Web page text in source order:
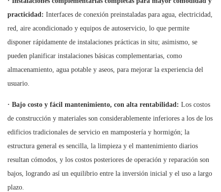
practicidad: Interfaces de conexión preinstaladas para agua, electricidad,
red, aire acondicionado y equipos de autoservicio, lo que permite
disponer rápidamente de instalaciones prácticas in situ; asimismo, se
pueden planificar instalaciones básicas complementarias, como
almacenamiento, agua potable y aseos, para mejorar la experiencia del
usuario.
· Bajo costo y fácil mantenimiento, con alta rentabilidad: Los costos
de construcción y materiales son considerablemente inferiores a los de los
edificios tradicionales de servicio en mampostería y hormigón; la
estructura general es sencilla, la limpieza y el mantenimiento diarios
resultan cómodos, y los costos posteriores de operación y reparación son
bajos, logrando así un equilibrio entre la inversión inicial y el uso a largo
plazo.